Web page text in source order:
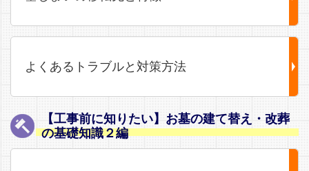
よくあるトラブルと対策方法
【工事前に知りたい】お墓の建て替え・改葬
の基礎知識２編